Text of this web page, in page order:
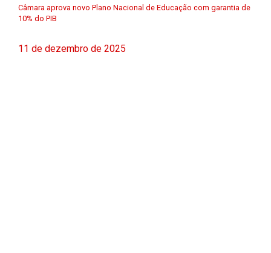
Câmara aprova novo Plano Nacional de Educação com garantia de
10% do PIB
11 de dezembro de 2025